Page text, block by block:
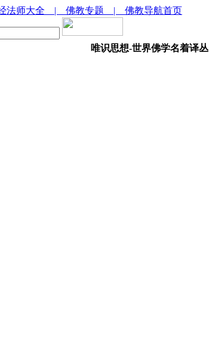
法师大全 | 佛教专题 | 佛教导航首页
唯识思想-世界佛学名着译丛